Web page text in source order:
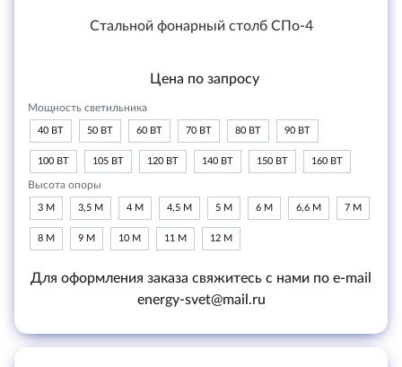
Стальной фонарный столб СПо-4
Цена по запросу
Мощность светильника
40 ВТ 50 ВТ 60 ВТ 70 ВТ 80 ВТ 90 ВТ
100 ВТ 105 ВТ 120 ВТ 140 ВТ 150 ВТ 160 ВТ
Высота опоры
3 М 3,5 М 4 М 4,5 М 5 М 6 М 6,6 М 7 М
8 М 9 М 10 М 11 М 12 М
Для оформления заказа свяжитесь с нами по e-mail
energy-svet@mail.ru